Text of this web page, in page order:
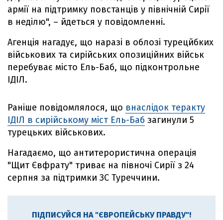
армії на підтримку повстанців у північній Сирії
в неділю", – йдеться у повідомленні.
Агенція нагадує, що наразі в облозі турецйбких
військових та сирійських опозиційних військ
перебуває місто Ель-Баб, що підконтрольне
ІДІЛ.
Раніше повідомлялося, що внаслідок теракту
ІДІЛ в сирійському міст Ель-Баб загинули 5
турецьких військових.
Нагадаємо, що антитерористична операція
"Щит Євфрату" триває на півночі Сирії з 24
серпня за підтримки ЗС Туреччини.
ПІДПИСУЙСЯ НА "ЄВРОПЕЙСЬКУ ПРАВДУ"!